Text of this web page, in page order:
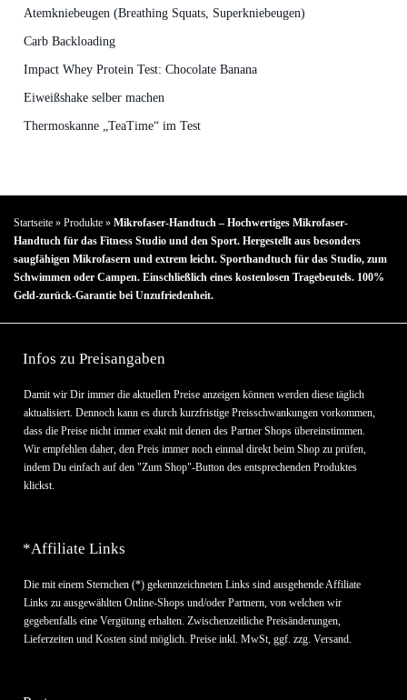
Atemkniebeugen (Breathing Squats, Superkniebeugen)
Carb Backloading
Impact Whey Protein Test: Chocolate Banana
Eiweißshake selber machen
Thermoskanne „TeaTime“ im Test
Startseite » Produkte » Mikrofaser-Handtuch – Hochwertiges Mikrofaser-
Handtuch für das Fitness Studio und den Sport. Hergestellt aus besonders
saugfähigen Mikrofasern und extrem leicht. Sporthandtuch für das Studio, zum
Schwimmen oder Campen. Einschließlich eines kostenlosen Tragebeutels. 100%
Geld-zurück-Garantie bei Unzufriedenheit.
Infos zu Preisangaben
Damit wir Dir immer die aktuellen Preise anzeigen können werden diese täglich
aktualisiert. Dennoch kann es durch kurzfristige Preisschwankungen vorkommen,
dass die Preise nicht immer exakt mit denen des Partner Shops übereinstimmen.
Wir empfehlen daher, den Preis immer noch einmal direkt beim Shop zu prüfen,
indem Du einfach auf den "Zum Shop"-Button des entsprechenden Produktes
klickst.
*Affiliate Links
Die mit einem Sternchen (*) gekennzeichneten Links sind ausgehende Affiliate
Links zu ausgewählten Online-Shops und/oder Partnern, von welchen wir
gegebenfalls eine Vergütung erhalten. Zwischenzeitliche Preisänderungen,
Lieferzeiten und Kosten sind möglich. Preise inkl. MwSt, ggf. zzg. Versand.